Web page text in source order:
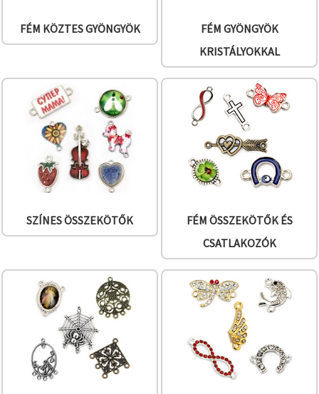
FÉM KÖZTES GYÖNGYÖK
FÉM GYÖNGYÖK
KRISTÁLYOKKAL
SZÍNES ÖSSZEKÖTŐK
FÉM ÖSSZEKÖTŐK ÉS
CSATLAKOZÓK